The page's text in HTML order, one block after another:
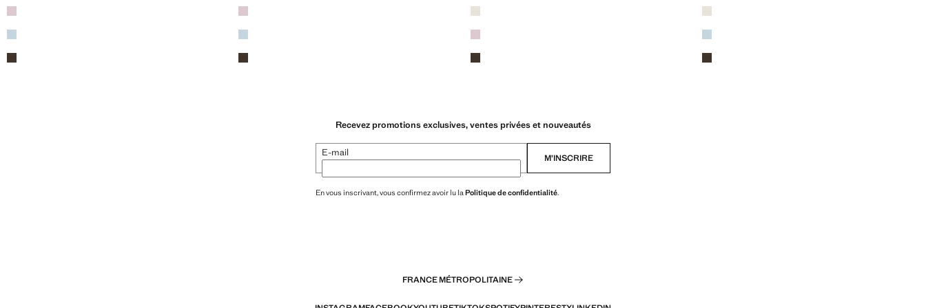
Recevez promotions exclusives, ventes privées et nouveautés
E-mail M’INSCRIRE
En vous inscrivant, vous confirmez avoir lu la Politique de confidentialité.
FRANCE MÉTROPOLITAINE